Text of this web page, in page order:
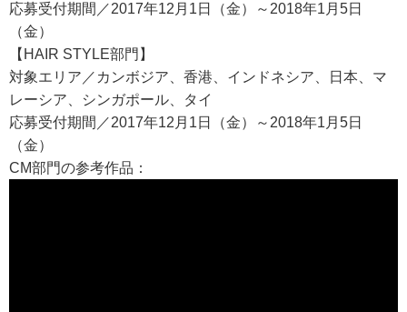
応募受付期間／2017年12月1日（金）～2018年1月5日
（金）
【HAIR STYLE部門】
対象エリア／カンボジア、香港、インドネシア、日本、マ
レーシア、シンガポール、タイ
応募受付期間／2017年12月1日（金）～2018年1月5日
（金）
CM部門の参考作品：